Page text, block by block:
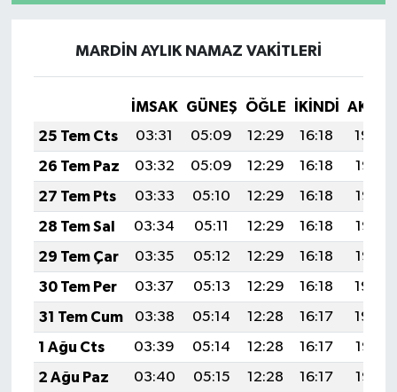
MARDİN AYLIK NAMAZ VAKITLERI
İMSAK GÜNEŞ ÖĞLE İKINDI
25 Tem Cts
03:31 05:09 12:29 16:18
19:39
26 Tem Paz
03:32 05:09 12:29 16:18
19:38
27 Tem Pts
03:33 05:10 12:29 16:18
19:37
28 Tem Sal
03:34 05:11 12:29 16:18
19:36
29 Tem Çar
03:35 05:12 12:29 16:18
19:35
30 Tem Per
03:37 05:13 12:29 16:18
19:34
31 Tem Cum
03:38 05:14 12:28 16:17
19:34
1 Ağu Cts
03:39 05:14 12:28 16:17
19:33
2 Ağu Paz
03:40 05:15 12:28 16:17
19:32